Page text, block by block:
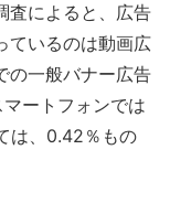
査によると、広告
ているのは動画広
の一般バナー広告
ートフォンでは
は、0.42％もの